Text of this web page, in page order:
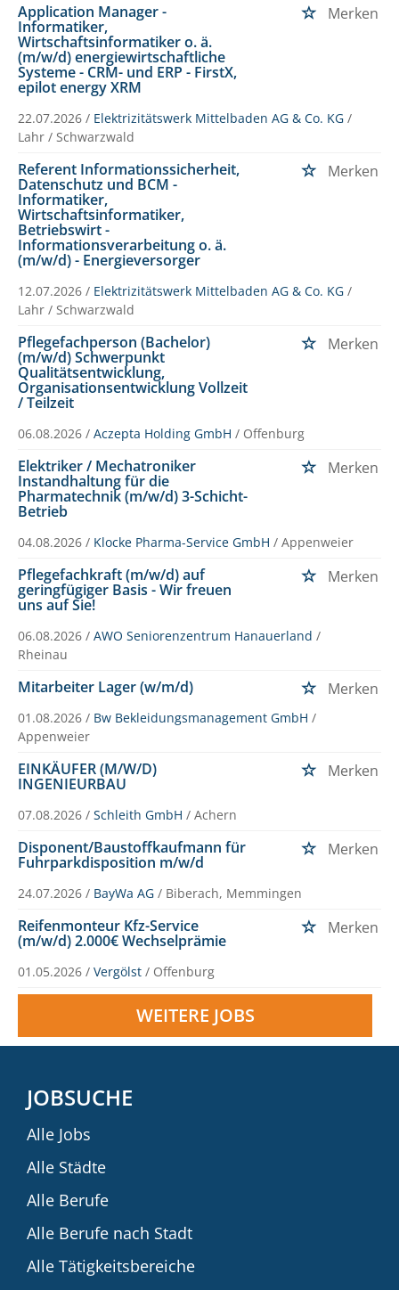
Application Manager -
Informatiker,
Wirtschaftsinformatiker o. ä.
(m/w/d) energiewirtschaftliche
Systeme - CRM- und ERP - FirstX,
epilot energy XRM
Merken
22.07.2026 / Elektrizitätswerk Mittelbaden AG & Co. KG /
Lahr / Schwarzwald
Referent Informationssicherheit,
Datenschutz und BCM -
Informatiker,
Wirtschaftsinformatiker,
Betriebswirt -
Informationsverarbeitung o. ä.
(m/w/d) - Energieversorger
Merken
12.07.2026 / Elektrizitätswerk Mittelbaden AG & Co. KG /
Lahr / Schwarzwald
Pflegefachperson (Bachelor)
(m/w/d) Schwerpunkt
Qualitätsentwicklung,
Organisationsentwicklung Vollzeit
/ Teilzeit
Merken
06.08.2026 / Aczepta Holding GmbH / Offenburg
Elektriker / Mechatroniker
Instandhaltung für die
Pharmatechnik (m/w/d) 3-Schicht-
Betrieb
Merken
04.08.2026 / Klocke Pharma-Service GmbH / Appenweier
Pflegefachkraft (m/w/d) auf
geringfügiger Basis - Wir freuen
uns auf Sie!
Merken
06.08.2026 / AWO Seniorenzentrum Hanauerland /
Rheinau
Mitarbeiter Lager (w/m/d) Merken
01.08.2026 / Bw Bekleidungsmanagement GmbH /
Appenweier
EINKÄUFER (M/W/D)
INGENIEURBAU
Merken
07.08.2026 / Schleith GmbH / Achern
Disponent/Baustoffkaufmann für
Fuhrparkdisposition m/w/d
Merken
24.07.2026 / BayWa AG / Biberach, Memmingen
Reifenmonteur Kfz-Service
(m/w/d) 2.000€ Wechselprämie
Merken
01.05.2026 / Vergölst / Offenburg
WEITERE JOBS
JOBSUCHE
Alle Jobs
Alle Städte
Alle Berufe
Alle Berufe nach Stadt
Alle Tätigkeitsbereiche